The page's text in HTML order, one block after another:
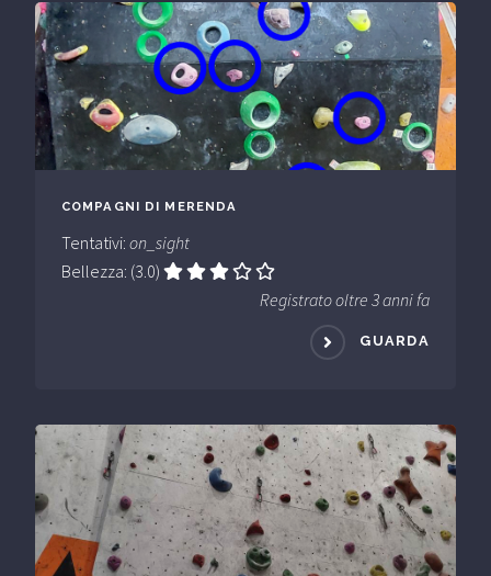
COMPAGNI DI MERENDA
Tentativi: on_sight
Bellezza: (3.0)
Registrato oltre 3 anni fa
GUARDA